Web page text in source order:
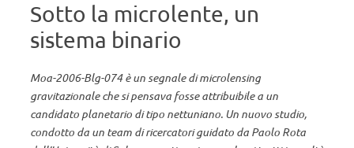
Sotto la microlente, un
sistema binario
Moa-2006-Blg-074 è un segnale di microlensing
gravitazionale che si pensava fosse attribuibile a un
candidato planetario di tipo nettuniano. Un nuovo studio,
condotto da un team di ricercatori guidato da Paolo Rota